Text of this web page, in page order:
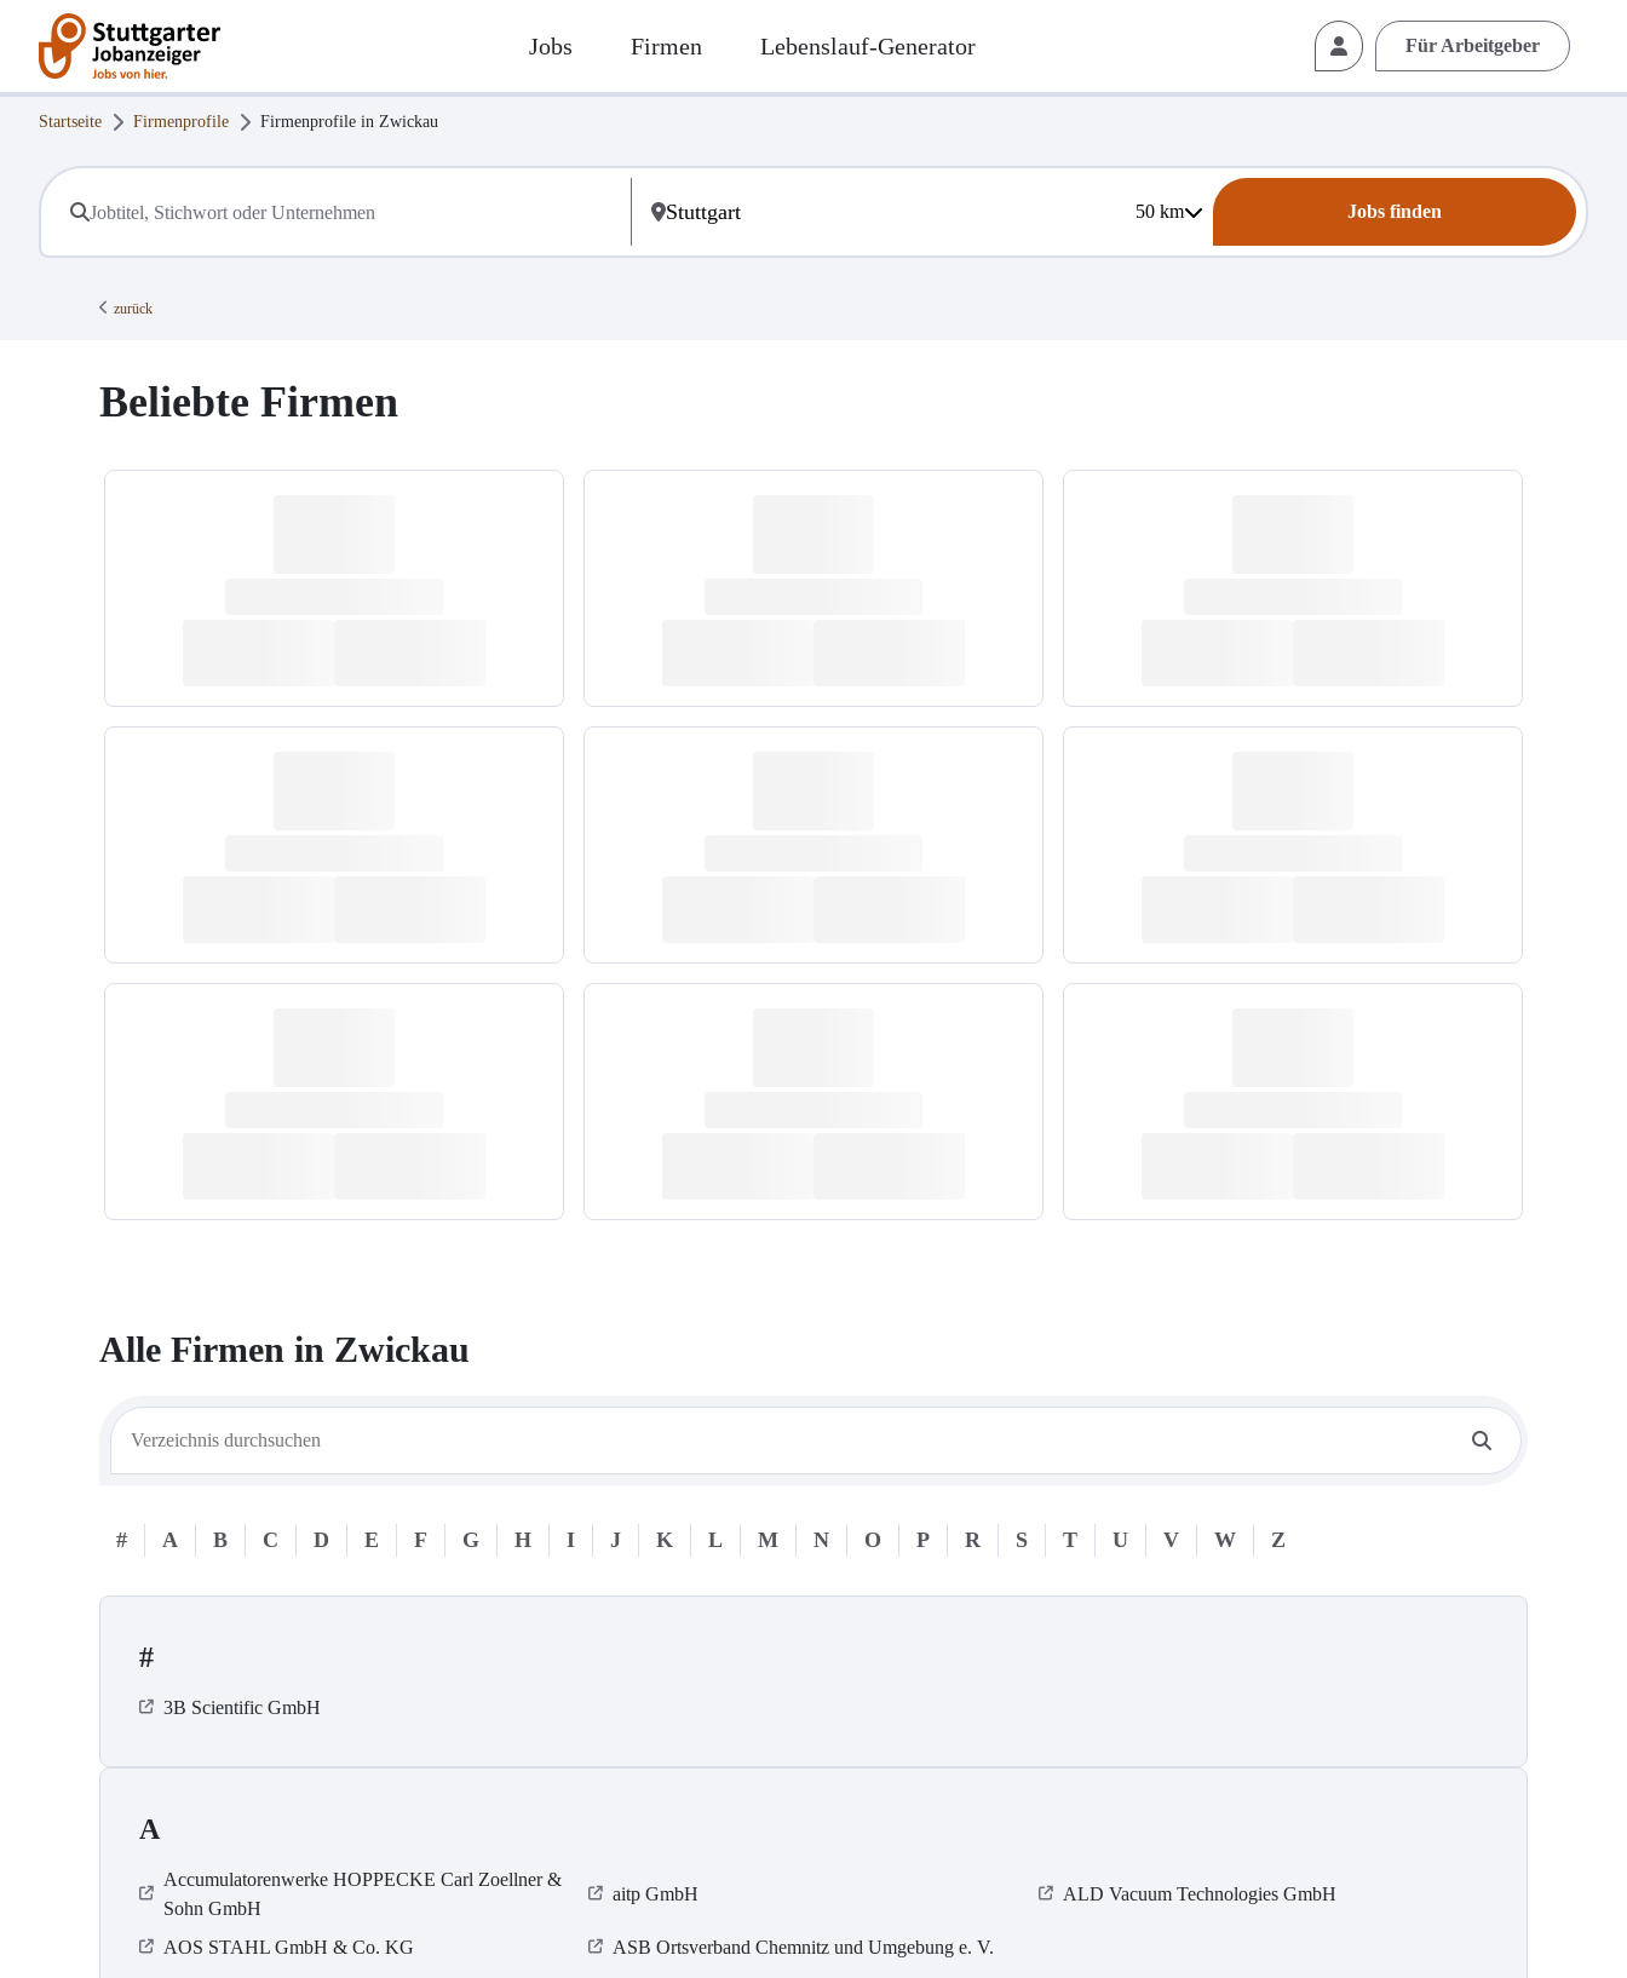
Jobs Firmen Lebenslauf-Generator Für Arbeitgeber
Startseite Firmenprofile Firmenprofile in Zwickau
50km Jobs finden
zurück
Beliebte Firmen
Alle Firmen in Zwickau
# A B C D E F G H I J K L M N O P R S T U V W Z
#
3B Scientific GmbH
A
Accumulatorenwerke HOPPECKE Carl Zoellner &
Sohn GmbH
aitp GmbH ALD Vacuum Technologies GmbH
AOS STAHL GmbH & Co. KG ASB Ortsverband Chemnitz und Umgebung e. V.